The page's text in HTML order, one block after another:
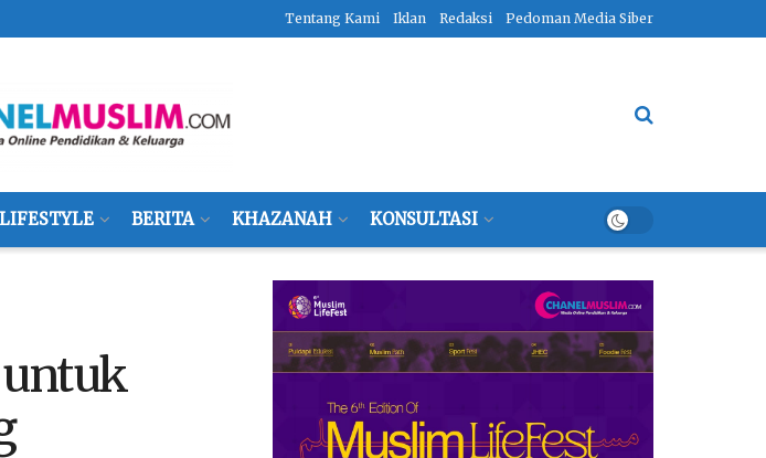
Tentang Kami Iklan Redaksi Pedoman Media Siber
LIFESTYLE BERITA KHAZANAH KONSULTASI
untuk